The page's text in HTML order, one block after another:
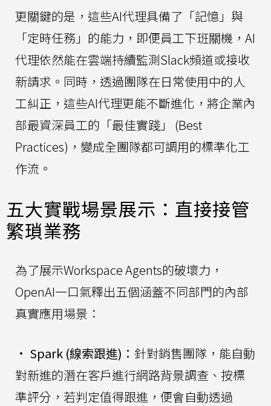
更關鍵的是，這些AI代理具備了「記憶」與
「定時任務」的能力，即便員工下班關機，AI
代理依然能在雲端持續監測Slack頻道或接收
新請求。同時，透過團隊在日常使用中的人
工糾正，這些AI代理更能不斷進化，將企業內
部最資深員工的「最佳實踐」 (Best
Practices)，變成全團隊都可調用的標準化工
作流。
五大實戰場景展示：直接接管
繁瑣業務
為了展示Workspace Agents的破壞力，
OpenAI一口氣釋出五個涵蓋不同部門的內部
真實應用場景：
• Spark (線索跟進)： 針對銷售團隊，能自動
對新進的潛在客戶進行網路背景調查、按標
準評分，若判定值得跟進，便會自動透過